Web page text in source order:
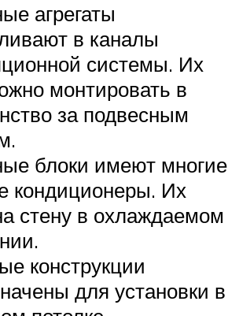
агрегаты
в каналы
системы. Их
монтировать в
за подвесным
блоки имеют многие
кондиционеры. Их
стену в охлаждаемом
конструкции
для установки в